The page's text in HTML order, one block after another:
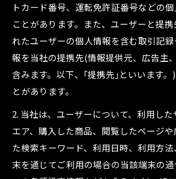
トカード番号、運転免許証番号などの
ことがあります。また、ユーザーと提
れたユーザーの個人情報を含む取引記
報を当社の提携先(情報提供元、広告主
含みます。以下、｢提携先｣といいます
とがあります。
2. 当社は、ユーザーについて、利用し
エア、購入した商品、閲覧したページ
た検索キーワード、利用日時、利用方
末を通じてご利用の場合の当該端末の